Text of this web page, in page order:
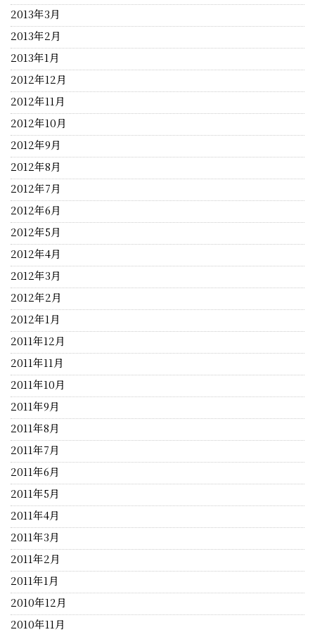
2013年3月
2013年2月
2013年1月
2012年12月
2012年11月
2012年10月
2012年9月
2012年8月
2012年7月
2012年6月
2012年5月
2012年4月
2012年3月
2012年2月
2012年1月
2011年12月
2011年11月
2011年10月
2011年9月
2011年8月
2011年7月
2011年6月
2011年5月
2011年4月
2011年3月
2011年2月
2011年1月
2010年12月
2010年11月